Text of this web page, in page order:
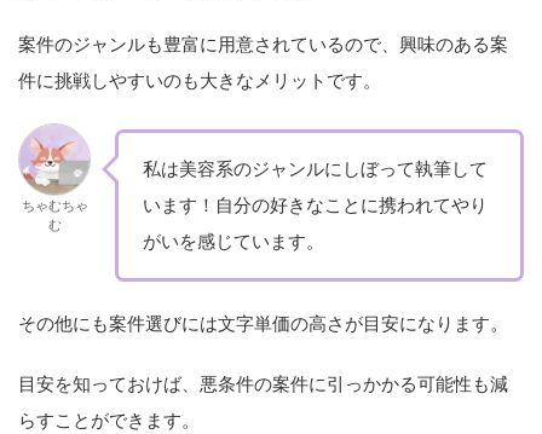
案件のジャンルも豊富に用意されているので、興味のある案
件に挑戦しやすいのも大きなメリットです。
ちゃむちゃ
む
私は美容系のジャンルにしぼって執筆して
います！自分の好きなことに携われてやり
がいを感じています。
その他にも案件選びには文字単価の高さが目安になります。
目安を知っておけば、悪条件の案件に引っかかる可能性も減
らすことができます。